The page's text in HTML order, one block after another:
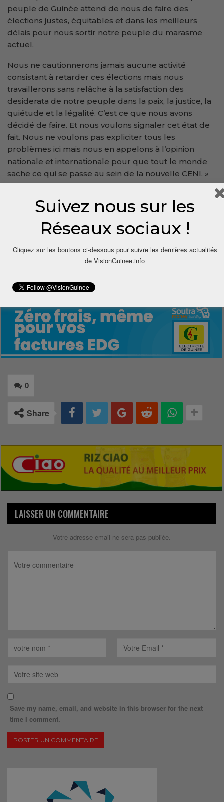
peuple de Guinée attend de nous de faire des
élections justes, équitables et dans les meilleurs
délais pour nous sortir notre peuple du marasme
actuel.
Nous ne cautionnerons jamais aucune activité
consistant à retarder ces élections mais nous
travaillerons sans relâche à la satisfaction des
desiderata de notre peuple dans la paix, la justice, la
quiétude et la légalité. C’est ce que nous avons
décidé de faire. Et nous voulons signaler cet état de
fait. Nous ne voulons pas expliciter tous les
problèmes ici mais nous en appelons à l’opinion
nationale et internationale pour que tout le monde
sache ce qui se passe au sein de la nouvelle CENI. »
0
Share
LAISSER UN COMMENTAIRE
Votre adresse email ne sera pas publiée.
Save my name, email, and website in this browser for the next
time I comment.
Suivez nous sur les
Réseaux sociaux !
Cliquez sur les boutons ci-dessous pour suivre les dernières actualités
de VisionGuinee.info